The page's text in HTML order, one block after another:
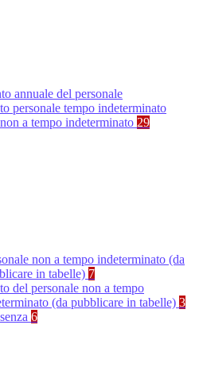
annuale del personale
personale tempo indeterminato
a tempo indeterminato 29
non a tempo indeterminato (da
in tabelle) 7
del personale non a tempo
(da pubblicare in tabelle) 3
6